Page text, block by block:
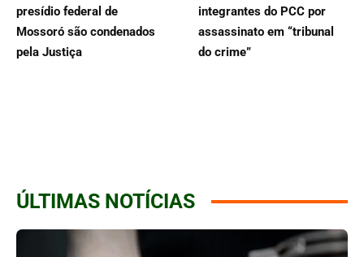
presídio federal de
Mossoró são condenados
pela Justiça
integrantes do PCC por
assassinato em “tribunal
do crime”
ÚLTIMAS NOTÍCIAS